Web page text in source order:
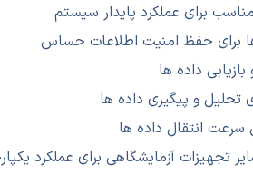
برای عملکرد پایدار سیستم
ها برای حفظ امنیت اطلاعات حساس
داده ها
تحلیل و پیگیری داده ها
سرعت انتقال داده ها
تجهیزات آزمایشگاهی برای عملکرد